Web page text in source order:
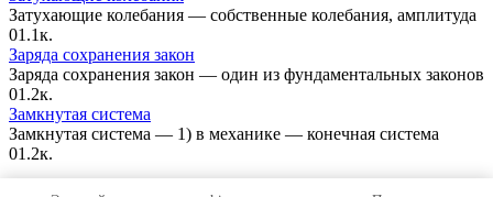
Затухающие колебания — собственные колебания, амплитуда
01.1к.
Заряда сохранения закон
Заряда сохранения закон — один из фундаментальных законов
01.2к.
Замкнутая система
Замкнутая система — 1) в механике — конечная система
01.2к.
Карта сайта